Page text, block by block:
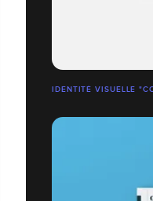
IDENTITÉ VISUELLE